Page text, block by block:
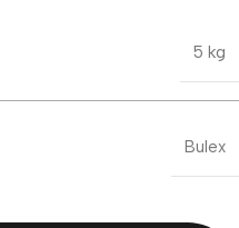
5 kg
Bulex